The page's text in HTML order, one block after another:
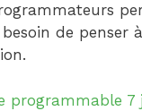
de
programmable 7